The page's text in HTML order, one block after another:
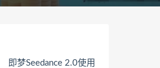
即梦Seedance 2.0使用